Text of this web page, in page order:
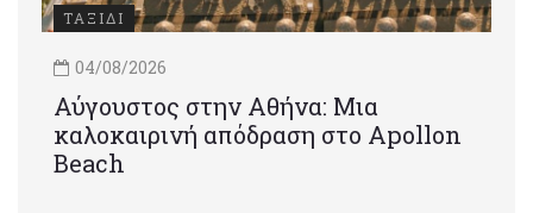
ΤΑΞΙΔΙ
04/08/2026
Αύγουστος στην Αθήνα: Μια
καλοκαιρινή απόδραση στο Apollon
Beach